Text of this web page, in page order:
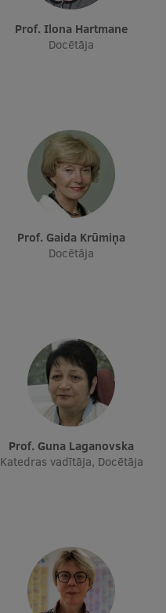
Prof. Ilona Hartmane
Docētāja
Prof. Gaida Krūmiņa
Docētāja
Prof. Guna Laganovska
Katedras vadītāja, Docētāja